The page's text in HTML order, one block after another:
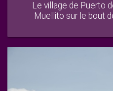
Le village de Puerto
Muellito sur le bout